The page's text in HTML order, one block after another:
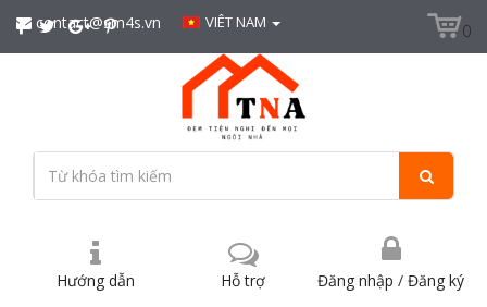
contact@sm4s.vn VIÊT NAM 0
Đăng nhập/Đăng ký
Hướng dẫn Hỗ trợ